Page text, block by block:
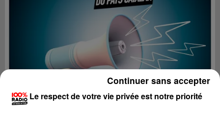
Le respect de votre vie privée est notre priorité
Continuer sans accepter